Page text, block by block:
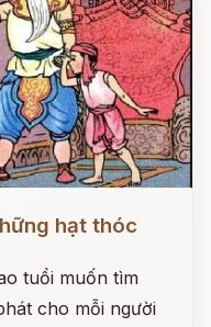
hạt thóc
tuổi muốn tìm
cho mỗi người